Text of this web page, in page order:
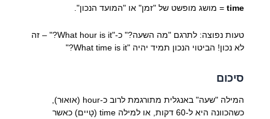
time= מושג מופשט של "זמן" או "המועד הנכון".
טעות נפוצה: לתרגם "מה השעה?" כ-"What hour is it?" – זה
לא נכון! הביטוי הנכון תמיד יהיה "What time is it?"
סיכום
המילה "שעה" באנגלית מתורגמת לרוב כ-hour (אוּאוּר),
כשהכוונה היא ל-60 דקות, או למילה time (טָיים) כאשר